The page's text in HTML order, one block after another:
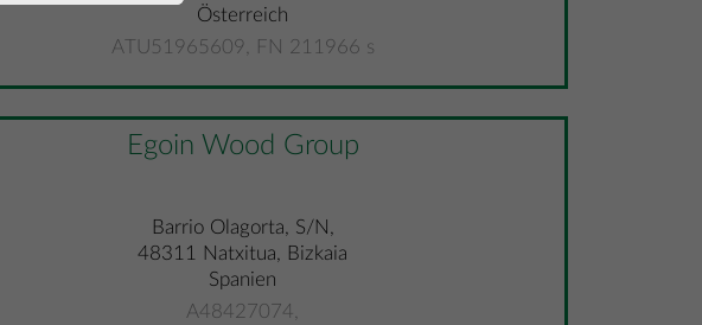
Österreich
ATU51965609, FN 211966 s
Egoin Wood Group
Barrio Olagorta, S/N,
48311 Natxitua, Bizkaia
Spanien
A48427074,